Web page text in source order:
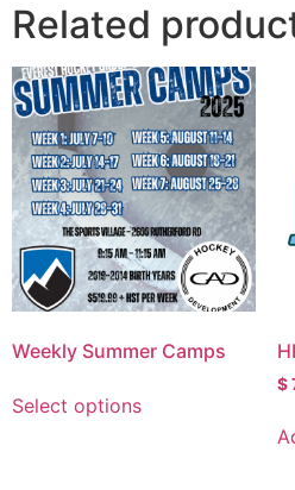
Related
Weekly Summer Camps
Select options
$